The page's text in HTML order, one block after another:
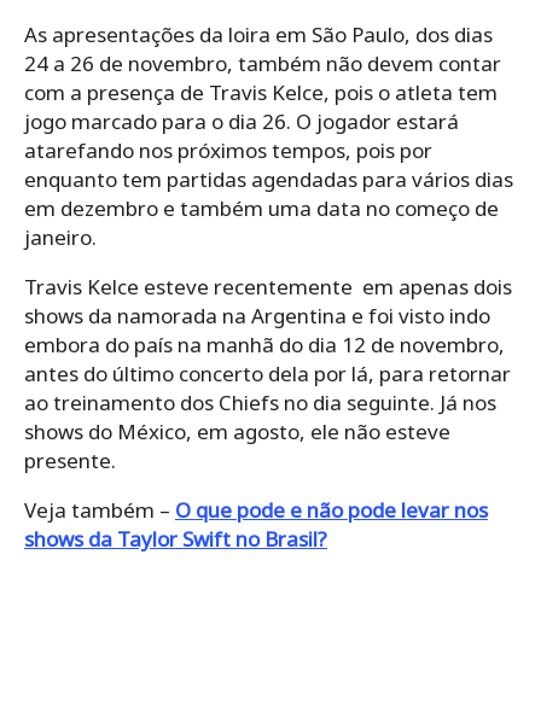
As apresentações da loira em São Paulo, dos dias
24 a 26 de novembro, também não devem contar
com a presença de Travis Kelce, pois o atleta tem
jogo marcado para o dia 26. O jogador estará
atarefando nos próximos tempos, pois por
enquanto tem partidas agendadas para vários dias
em dezembro e também uma data no começo de
janeiro.
Travis Kelce esteve recentemente em apenas dois
shows da namorada na Argentina e foi visto indo
embora do país na manhã do dia 12 de novembro,
antes do último concerto dela por lá, para retornar
ao treinamento dos Chiefs no dia seguinte. Já nos
shows do México, em agosto, ele não esteve
presente.
Veja também – O que pode e não pode levar nos
shows da Taylor Swift no Brasil?